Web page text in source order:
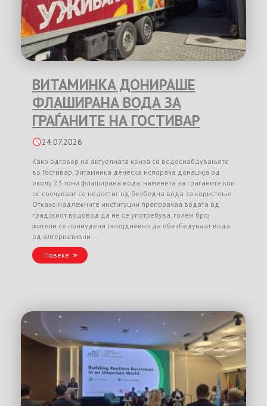
ВИТАМИНКА ДОНИРАШЕ
ФЛАШИРАНА ВОДА ЗА
ГРАЃАНИТЕ НА ГОСТИВАР
24.07.2026
Како одговор на актуелната криза со водоснабдувањето
во Гостивар, Витаминка денеска испорача донација од
околу 23 тони флаширана вода, наменета за граѓаните кои
се соочуваат со недостиг од безбедна вода за користење.
Откако надлежните институции препорачаа водата од
градскиот водовод да не се употребува, голем број
жители се принудени секојдневно да обезбедуваат вода
од алтернативни …
Повеќе